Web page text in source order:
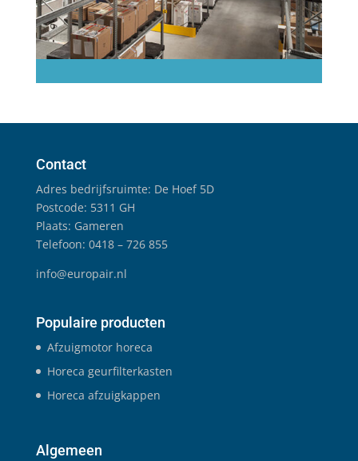
Contact
Adres bedrijfsruimte: De Hoef 5D
Postcode: 5311 GH
Plaats: Gameren
Telefoon: 0418 – 726 855
info@europair.nl
Populaire producten
Afzuigmotor horeca
Horeca geurfilterkasten
Horeca afzuigkappen
Algemeen